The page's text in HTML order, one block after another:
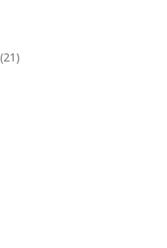
(21)